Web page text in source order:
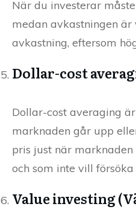
När du investerar
medan avkastningen
avkastning, eftersom
Dollar-cost
Dollar-cost averaging
marknaden går upp
pris just när
och som inte vill
Value investing